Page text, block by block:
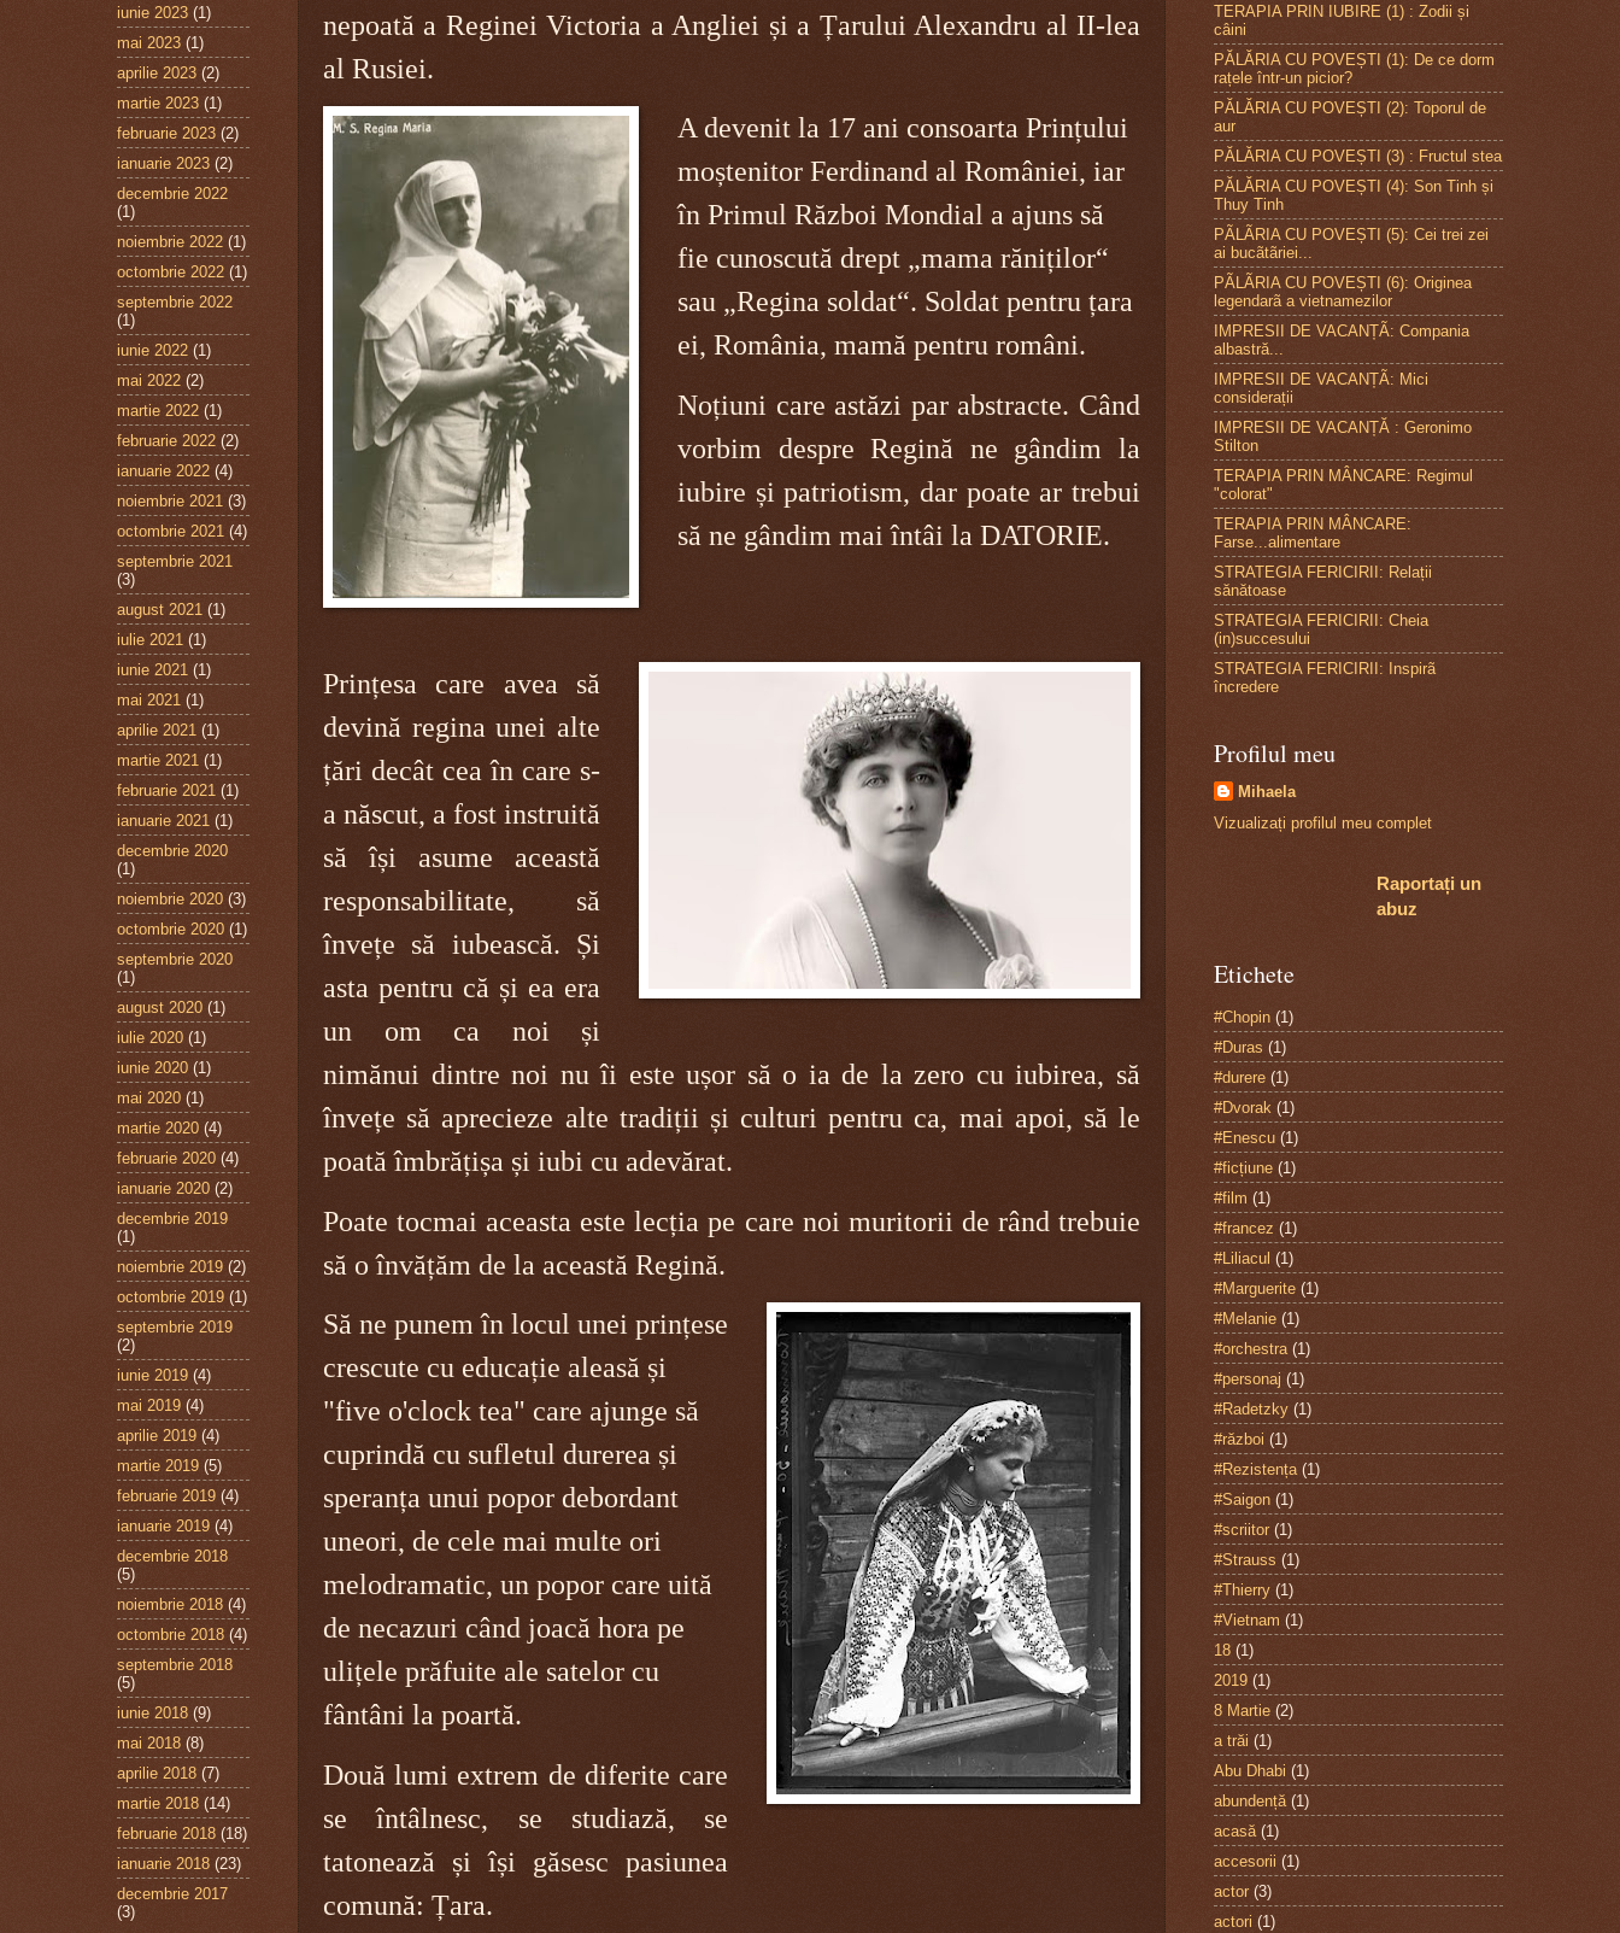
nepoată a Reginei Victoria a Angliei și a Țarului Alexandru al II-lea
al Rusiei.
A devenit la 17 ani consoarta Prințului
moștenitor Ferdinand al României, iar
în Primul Război Mondial a ajuns să
fie cunoscută drept „mama răniților“
sau „Regina soldat“. Soldat pentru țara
ei, România, mamă pentru români.
Noțiuni care astăzi par abstracte. Când
vorbim despre Regină ne gândim la
iubire și patriotism, dar poate ar trebui
să ne gândim mai întâi la DATORIE.
Prințesa care avea să
devină regina unei alte
țări decât cea în care s-
a născut, a fost instruită
să își asume această
responsabilitate, să
învețe să iubească. Și
asta pentru că și ea era
un om ca noi și
nimănui dintre noi nu îi este ușor să o ia de la zero cu iubirea, să
învețe să aprecieze alte tradiții și culturi pentru ca, mai apoi, să le
poată îmbrățișa și iubi cu adevărat.
Poate tocmai aceasta este lecția pe care noi muritorii de rând trebuie
să o învățăm de la această Regină.
Să ne punem în locul unei prințese
crescute cu educație aleasă și
"five o'clock tea" care ajunge să
cuprindă cu sufletul durerea și
speranța unui popor debordant
uneori, de cele mai multe ori
melodramatic, un popor care uită
de necazuri când joacă hora pe
ulițele prăfuite ale satelor cu
fântâni la poartă.
Două lumi extrem de diferite care
se întâlnesc, se studiază, se
tatonează și își găsesc pasiunea
comună: Țara.
iunie 2023 (1)
mai 2023 (1)
aprilie 2023 (2)
martie 2023 (1)
februarie 2023 (2)
ianuarie 2023 (2)
decembrie 2022
(1)
noiembrie 2022 (1)
octombrie 2022 (1)
septembrie 2022
(1)
iunie 2022 (1)
mai 2022 (2)
martie 2022 (1)
februarie 2022 (2)
ianuarie 2022 (4)
noiembrie 2021 (3)
octombrie 2021 (4)
septembrie 2021
(3)
august 2021 (1)
iulie 2021 (1)
iunie 2021 (1)
mai 2021 (1)
aprilie 2021 (1)
martie 2021 (1)
februarie 2021 (1)
ianuarie 2021 (1)
decembrie 2020
(1)
noiembrie 2020 (3)
octombrie 2020 (1)
septembrie 2020
(1)
august 2020 (1)
iulie 2020 (1)
iunie 2020 (1)
mai 2020 (1)
martie 2020 (4)
februarie 2020 (4)
ianuarie 2020 (2)
decembrie 2019
(1)
noiembrie 2019 (2)
octombrie 2019 (1)
septembrie 2019
(2)
iunie 2019 (4)
mai 2019 (4)
aprilie 2019 (4)
martie 2019 (5)
februarie 2019 (4)
ianuarie 2019 (4)
decembrie 2018
(5)
noiembrie 2018 (4)
octombrie 2018 (4)
septembrie 2018
(5)
iunie 2018 (9)
mai 2018 (8)
aprilie 2018 (7)
martie 2018 (14)
februarie 2018 (18)
ianuarie 2018 (23)
decembrie 2017
(3)
TERAPIA PRIN IUBIRE (1) : Zodii și
câini
PĂLĂRIA CU POVEȘTI (1): De ce dorm
rațele într-un picior?
PĂLĂRIA CU POVEȘTI (2): Toporul de
aur
PĂLĂRIA CU POVEȘTI (3) : Fructul stea
PĂLĂRIA CU POVEȘTI (4): Son Tinh și
Thuy Tinh
PÃLÃRIA CU POVEȘTI (5): Cei trei zei
ai bucãtãriei...
PÃLÃRIA CU POVEȘTI (6): Originea
legendarã a vietnamezilor
IMPRESII DE VACANȚÃ: Compania
albastră...
IMPRESII DE VACANȚÃ: Mici
considerații
IMPRESII DE VACANȚĂ : Geronimo
Stilton
TERAPIA PRIN MÂNCARE: Regimul
"colorat"
TERAPIA PRIN MÂNCARE:
Farse...alimentare
STRATEGIA FERICIRII: Relații
sănătoase
STRATEGIA FERICIRII: Cheia
(in)succesului
STRATEGIA FERICIRII: Inspirã
încredere
Profilul meu
Mihaela
Vizualizați profilul meu complet
Raportați un
abuz
Etichete
#Chopin (1)
#Duras (1)
#durere (1)
#Dvorak (1)
#Enescu (1)
#ficțiune (1)
#film (1)
#francez (1)
#Liliacul (1)
#Marguerite (1)
#Melanie (1)
#orchestra (1)
#personaj (1)
#Radetzky (1)
#război (1)
#Rezistența (1)
#Saigon (1)
#scriitor (1)
#Strauss (1)
#Thierry (1)
#Vietnam (1)
18 (1)
2019 (1)
8 Martie (2)
a trăi (1)
Abu Dhabi (1)
abundență (1)
acasă (1)
accesorii (1)
actor (3)
actori (1)